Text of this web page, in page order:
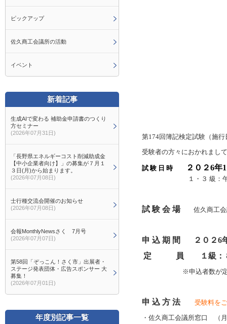
第174回簿記検定試験（施
受験者の方々におかれまし
試 験 日 時 ２０２6年
１・３ 級：午
試 験 会 場佐久商工会議
申 込 期 間
２０２6
定 員 １級：８
※申込者数が定員に達
申 込 方 法
受験料を
・佐久商工会議所窓口 （
ピックアップ
佐久商工会議所の活動
イベント
新着記事
生成AIで変わる 補助金申請書のつくり
方セミナー
(2026年07月31日)
「長野県エネルギーコスト削減助成金
【中小企業者向け】」の募集が７月１
３日(月)から始まります。
(2026年07月08日)
士行種交流会開催のお知らせ
(2026年07月08日)
会報MonthlyNewsさく 7月号
(2026年07月07日)
第58回「ぞっこん！さく市」出展者・
ステージ発表団体・広告スポンサー 大
募集！
(2026年07月01日)
年度別記事一覧